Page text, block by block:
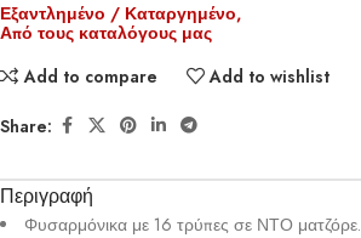
Εξαντλημένο / Καταργημένο,
Από τους καταλόγους μας
Add to compare
Add to wishlist
Share:
Περιγραφή
Φυσαρμόνικα με 16 τρύπες σε ΝΤΟ ματζόρε.